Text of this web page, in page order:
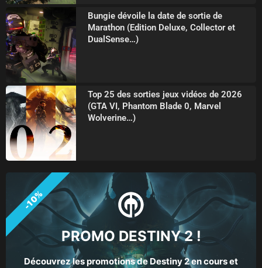
Bungie dévoile la date de sortie de
Marathon (Edition Deluxe, Collector et
DualSense…)
Top 25 des sorties jeux vidéos de 2026
(GTA VI, Phantom Blade 0, Marvel
Wolverine…)
PROMO DESTINY 2 !
Découvrez les promotions de Destiny 2 en cours et
-10%